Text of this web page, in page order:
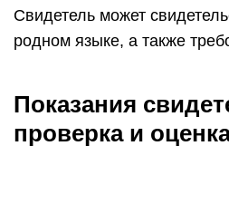
Свидетель может
родном языке, а также
Показания
проверка и